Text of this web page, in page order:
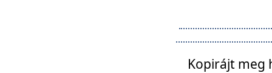
Kopirájt meg